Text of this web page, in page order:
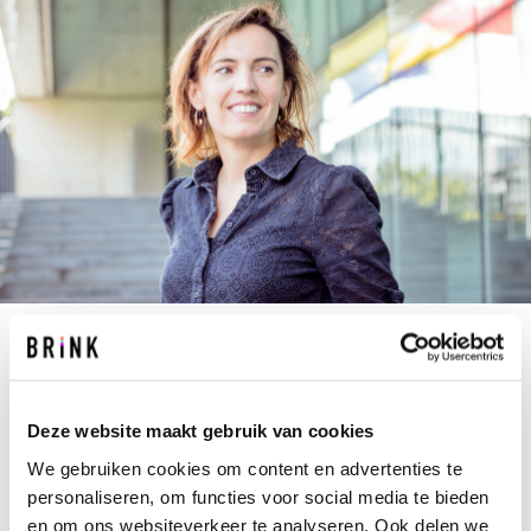
Deze website maakt gebruik van cookies
We gebruiken cookies om content en advertenties te
personaliseren, om functies voor social media te bieden
en om ons websiteverkeer te analyseren. Ook delen we
Impulsgever. Verbinder. Sparringpartner.
Bruggenbouwer. Dat laatste moet je dan zeker
niet in het letterlijke trekken, want het zijn